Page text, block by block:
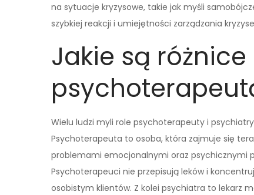
na sytuacje kryzysowe, takie jak myśli
szybkiej reakcji i umiejętności zarządzania
Jakie są
Wielu ludzi myli role psychoterapeuty i
Psychoterapeuta to osoba, która zajmuje się
problemami emocjonalnymi oraz psychicznymi
Psychoterapeuci nie przepisują leków i
osobistym klientów. Z kolei psychiatra to lekarz